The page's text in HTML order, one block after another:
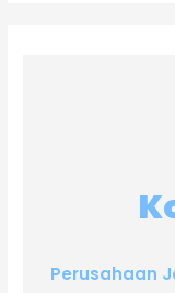
Perusahaan